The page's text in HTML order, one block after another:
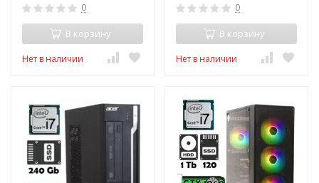
0
В корзину
Нет в наличии
0
В корзину
Нет в наличии